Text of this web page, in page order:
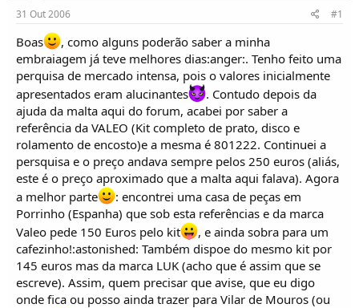
d
o
r
d
e
T
ó
p
i
c
o
s
í
c
i
o
31 Out 2006 #1
Boas
, como alguns poderão saber a minha
embraiagem já teve melhores dias:anger:. Tenho feito uma
perquisa de mercado intensa, pois o valores inicialmente
apresentados eram alucinantes
. Contudo depois da
ajuda da malta aqui do forum, acabei por saber a
referência da VALEO (Kit completo de prato, disco e
rolamento de encosto)e a mesma é 801222. Continuei a
persquisa e o preço andava sempre pelos 250 euros (aliás,
este é o preço aproximado que a malta aqui falava). Agora
a melhor parte
: encontrei uma casa de peças em
Porrinho (Espanha) que sob esta referências e da marca
Valeo pede 150 Euros pelo kit
, e ainda sobra para um
cafezinho!:astonished: Também dispoe do mesmo kit por
145 euros mas da marca LUK (acho que é assim que se
escreve). Assim, quem precisar que avise, que eu digo
onde fica ou posso ainda trazer para Vilar de Mouros (ou